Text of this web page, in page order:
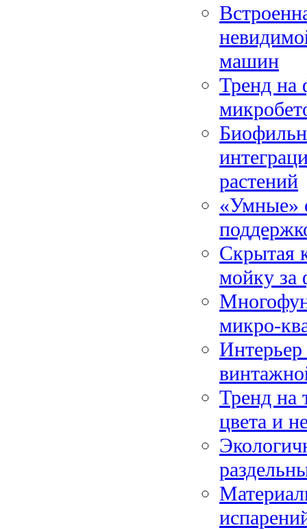
машин
Тренд на
растений
«Умные»
Скрытая
мойку за
микро-
Тренд на
цвета и